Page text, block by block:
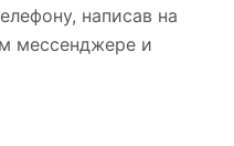
написав на
мессенджере и